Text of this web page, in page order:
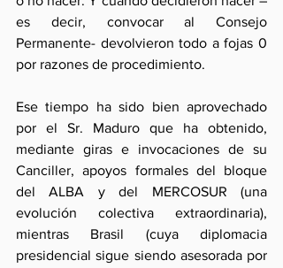
es decir, convocar al Consejo
Permanente- devolvieron todo a fojas 0
por razones de procedimiento.
Ese tiempo ha sido bien aprovechado
por el Sr. Maduro que ha obtenido,
mediante giras e invocaciones de su
Canciller, apoyos formales del bloque
del ALBA y del MERCOSUR (una
evolución colectiva extraordinaria),
mientras Brasil (cuya diplomacia
presidencial sigue siendo asesorada por